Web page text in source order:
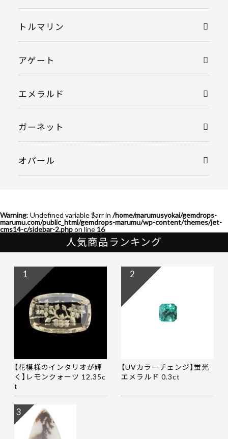
トルマリン
アゲート
エメラルド
ガーネット
オパール
Warning: Undefined variable $arr in /home/marumusyokai/gemdrops-
marumu.com/public_html/gemdrops-marumu/wp-content/themes/jet-
cms14-c/sidebar-2.phpon line 16
人気商品ランキング
【花模様のインタリオが輝
く】レモンクォーツ 12.35c
t
1
【UVカラーチェンジ】蛍光
エメラルド 0.3ct
2
3